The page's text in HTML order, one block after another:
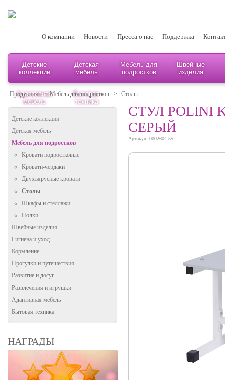
О компании Новости Пресса о нас Поддержка
Детские
коллекции
Детская
мебель
Мебель для
подростков
Швейные
изделия
Адаптивная
мебель
Бытовая
техника
Продукция > Мебель для подростков > Столы
Детские коллекции
Детская мебель
Мебель для подростков
Кровати подростковые
Кровати-чердаки
Двухъярусные кровати
Столы
Шкафы и стеллажи
Полки
Швейные изделия
Гигиена и уход
Кормление
Прогулки и путешествия
Развитие и досуг
Развлечения и игрушки
Адаптивная мебель
Бытовая техника
НАГРАДЫ
СТУЛ POLINI
СЕРЫЙ
Артикул: 0002604.55